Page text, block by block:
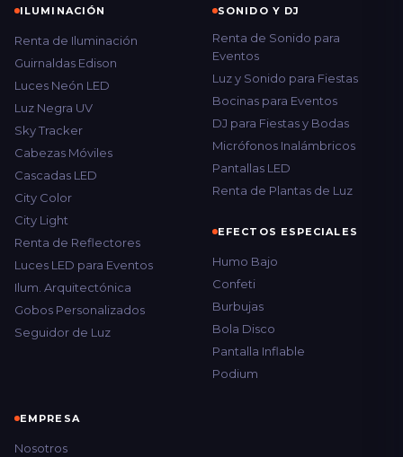
ILUMINACIÓN
Renta de Iluminación
Guirnaldas Edison
Luces Neón LED
Luz Negra UV
Sky Tracker
Cabezas Móviles
Cascadas LED
City Color
City Light
Renta de Reflectores
Luces LED para Eventos
Ilum. Arquitectónica
Gobos Personalizados
Seguidor de Luz
SONIDO Y DJ
Renta de Sonido para
Eventos
Luz y Sonido para Fiestas
Bocinas para Eventos
DJ para Fiestas y Bodas
Micrófonos Inalámbricos
Pantallas LED
Renta de Plantas de Luz
EFECTOS ESPECIALES
Humo Bajo
Confeti
Burbujas
Bola Disco
Pantalla Inflable
Podium
EMPRESA
Nosotros